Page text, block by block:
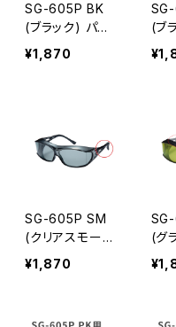
SG-605P BK
(ブラック) パー
ツ 右テンプル
¥1,870
(ブ
ツ
SG-605P SM
(クリアスモー
ク) パーツ 左テ
ンプル
¥1,870
(グ
シ
ツ